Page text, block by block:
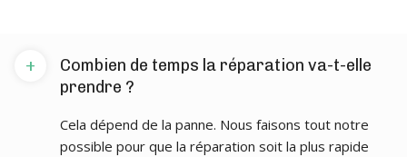
Combien de temps la réparation va-t-elle
prendre ?
+
Cela dépend de la panne. Nous faisons tout notre
possible pour que la réparation soit la plus rapide